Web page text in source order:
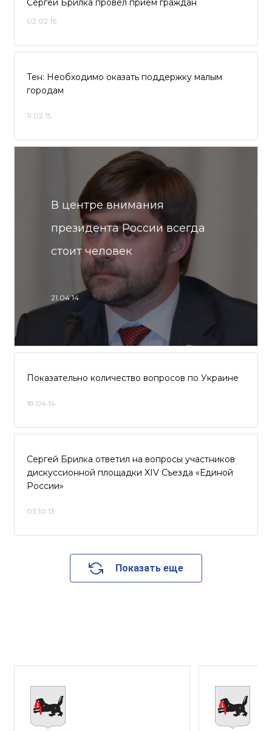
Сергей Брилка провел прием граждан
02.02.16
Тен: Необходимо оказать поддержку малым
городам
11.02.15
В центре внимания
президента России всегда
стоит человек
21.04.14
Показательно количество вопросов по Украине
18.04.14
Сергей Брилка ответил на вопросы участников
дискуссионной площадки XIV Съезда «Единой
России»
03.10.13
Показать еще